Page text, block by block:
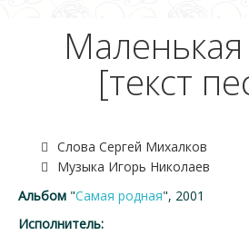
Маленькая
[текст
Слова Сергей Михалков
Музыка Игорь Николаев
Альбом "Самая родная", 2001
Исполнитель: